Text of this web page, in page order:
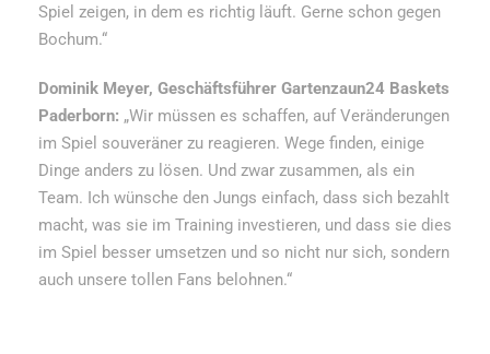
Spiel zeigen, in dem es richtig läuft. Gerne schon gegen
Bochum.“
Dominik Meyer, Geschäftsführer Gartenzaun24 Baskets
Paderborn: „Wir müssen es schaffen, auf Veränderungen
im Spiel souveräner zu reagieren. Wege finden, einige
Dinge anders zu lösen. Und zwar zusammen, als ein
Team. Ich wünsche den Jungs einfach, dass sich bezahlt
macht, was sie im Training investieren, und dass sie dies
im Spiel besser umsetzen und so nicht nur sich, sondern
auch unsere tollen Fans belohnen.“